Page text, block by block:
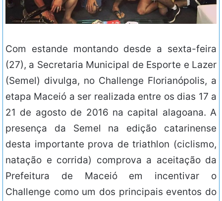
Com estande montando desde a sexta-feira
(27), a Secretaria Municipal de Esporte e Lazer
(Semel) divulga, no Challenge Florianópolis, a
etapa Maceió a ser realizada entre os dias 17 a
21 de agosto de 2016 na capital alagoana. A
presença da Semel na edição catarinense
desta importante prova de triathlon (ciclismo,
natação e corrida) comprova a aceitação da
Prefeitura de Maceió em incentivar o
Challenge como um dos principais eventos do